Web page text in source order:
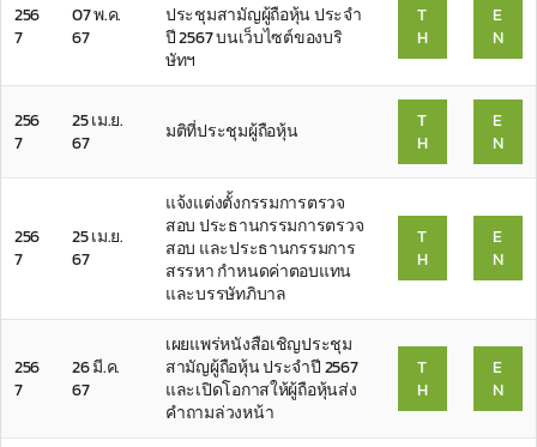
256
7
07 พ.ค.
67
ประชุมสามัญผู้ถือหุ้น ประจำ
ปี 2567 บนเว็บไซต์ของบริ
ษัทฯ
T
H
E
N
256
7
25 เม.ย.
67
มติที่ประชุมผู้ถือหุ้น
T
H
E
N
256
7
25 เม.ย.
67
แจ้งแต่งตั้งกรรมการตรวจ
สอบ ประธานกรรมการตรวจ
สอบ และประธานกรรมการ
สรรหา กำหนดค่าตอบแทน
และบรรษัทภิบาล
T
H
E
N
256
7
26 มี.ค.
67
เผยแพร่หนังสือเชิญประชุม
สามัญผู้ถือหุ้น ประจำปี 2567
และเปิดโอกาสให้ผู้ถือหุ้นส่ง
คำถามล่วงหน้า
T
H
E
N